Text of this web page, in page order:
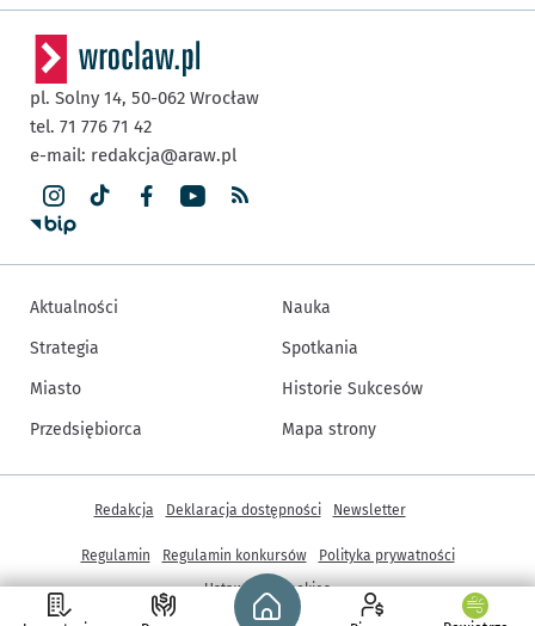
Strona główna - wroclaw.pl
pl. Solny 14, 50-062 Wrocław
tel. 71 776 71 42
e-mail: redakcja@araw.pl
Aktualności
Strategia
Miasto
Przedsiębiorca
Nauka
Spotkania
Historie Sukcesów
Mapa strony
Inne informacje
Redakcja Deklaracja dostępności Newsletter
Regulamin Regulamin konkursów
Polityka prywatności
Ustawienia cookies